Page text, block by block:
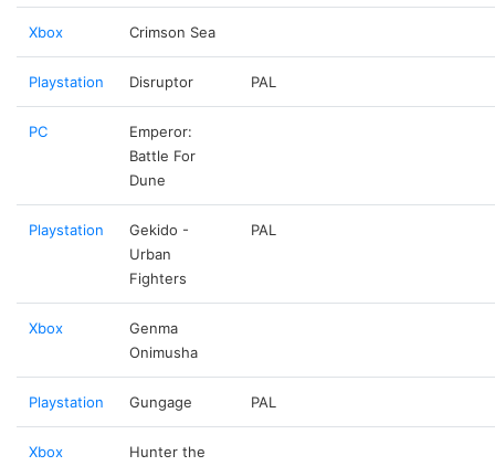
Xbox Crimson Sea
Playstation Disruptor PAL
PC
Emperor:
Battle For
Dune
Playstation
Gekido -
Urban
Fighters
PAL
Xbox
Genma
Onimusha
Playstation Gungage PAL
Xbox
Hunter the